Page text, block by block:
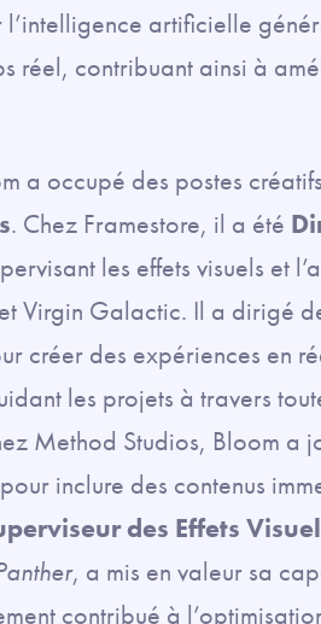
artificielle
réel, contribuant ainsi à
a occupé des postes
. Chez Framestore, il a été
les effets visuels et
Virgin Galactic. Il a dirigé
créer des expériences en
les projets à travers
Method Studios, Bloom a
inclure des contenus
des Effets
, a mis en valeur sa
contribué à